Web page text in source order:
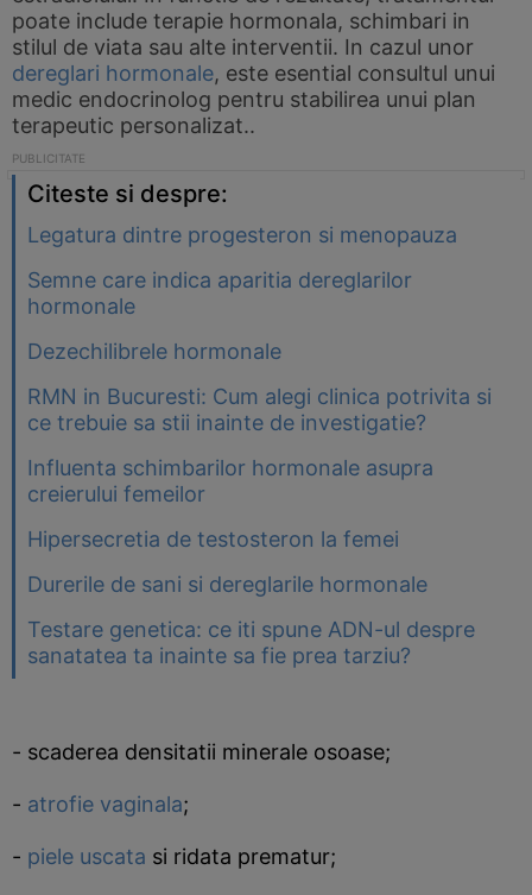
poate include terapie hormonala, schimbari in
stilul de viata sau alte interventii. In cazul unor
dereglari hormonale, este esential consultul unui
medic endocrinolog pentru stabilirea unui plan
terapeutic personalizat..
Citeste si despre:
Legatura dintre progesteron si menopauza
Semne care indica aparitia dereglarilor
hormonale
Dezechilibrele hormonale
RMN in Bucuresti: Cum alegi clinica potrivita si
ce trebuie sa stii inainte de investigatie?
Influenta schimbarilor hormonale asupra
creierului femeilor
Hipersecretia de testosteron la femei
Durerile de sani si dereglarile hormonale
Testare genetica: ce iti spune ADN-ul despre
sanatatea ta inainte sa fie prea tarziu?
- scaderea densitatii minerale osoase;
- atrofie vaginala;
- piele uscata si ridata prematur;